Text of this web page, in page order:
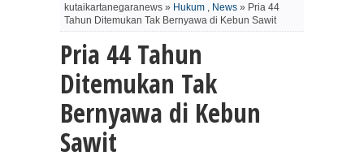
kutaikartanegaranews » Hukum , News » Pria 44
Tahun Ditemukan Tak Bernyawa di Kebun Sawit
Pria 44 Tahun
Ditemukan Tak
Bernyawa di Kebun
Sawit